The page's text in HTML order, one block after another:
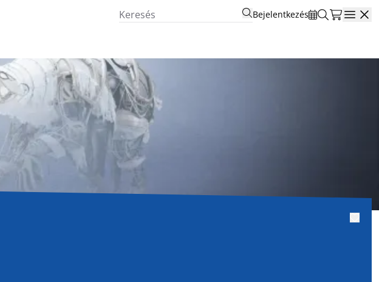
Bejelentkezés